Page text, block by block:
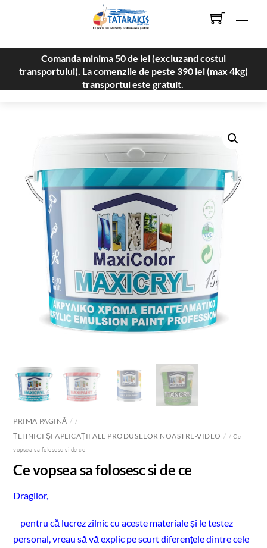
Comanda minima 50 de lei (excluzand costul
transportului). La comenzile de peste 390 lei (max 4kg)
transportul este gratuit.
PRIMA PAGINĂ /
ΤEHNICI ȘI APLICAȚII ALE PRODUSELOR NOASTRE-VIDEO
/ Ce
vopsea sa folosesc si de ce
Ce vopsea sa folosesc si de ce
Dragilor,
pentru că lucrez zilnic cu aceste materiale și le testez
personal, vreau să vă explic pe scurt diferențele dintre cele